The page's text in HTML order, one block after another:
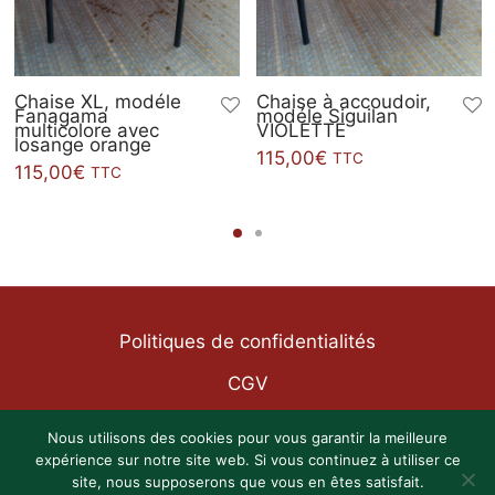
Chaise XL, modéle
Fanagama
multicolore avec
losange orange
115,00€ TTC
Chaise à accoudoir,
modéle Siguilan
VIOLETTE
115,00€ TTC
Politiques de confidentialités
CGV
Nous utilisons des cookies pour vous garantir la meilleure
expérience sur notre site web. Si vous continuez à utiliser ce
site, nous supposerons que vous en êtes satisfait.